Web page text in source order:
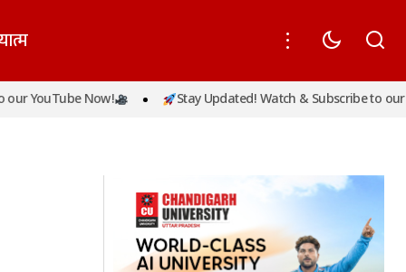
में निधन
भारत और ऑस्ट्रेलिया के बीच आज खेला जाएगा
Now! Stay Updated! Watch & Subscribe to our